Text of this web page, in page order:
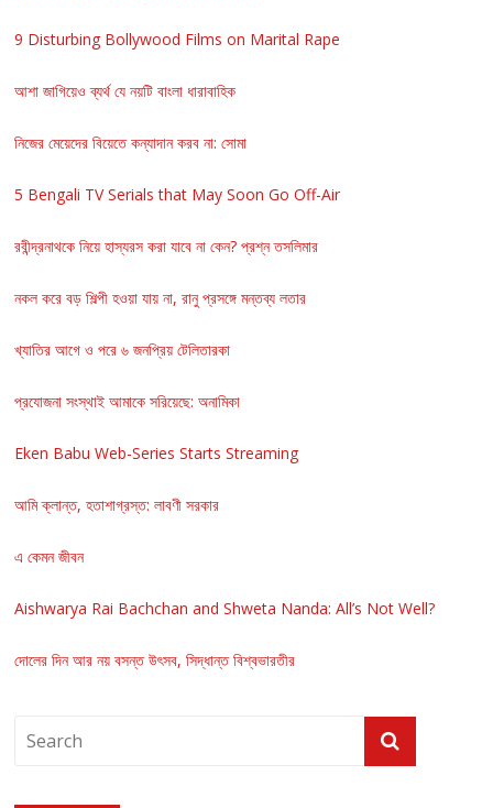
9 Disturbing Bollywood Films on Marital Rape
আশা জাগিয়েও ব্যর্থ যে নয়টি বাংলা ধারাবাহিক
নিজের মেয়েদের বিয়েতে কন্যাদান করব না: সোমা
5 Bengali TV Serials that May Soon Go Off-Air
রবীন্দ্রনাথকে নিয়ে হাস্যরস করা যাবে না কেন? প্রশ্ন তসলিমার
নকল করে বড় শিল্পী হওয়া যায় না, রানু প্রসঙ্গে মন্তব্য লতার
খ্যাতির আগে ও পরে ৬ জনপ্রিয় টেলিতারকা
প্রযোজনা সংস্থাই আমাকে সরিয়েছে: অনামিকা
Eken Babu Web-Series Starts Streaming
আমি ক্লান্ত, হতাশাগ্রস্ত: লাবণী সরকার
এ কেমন জীবন
Aishwarya Rai Bachchan and Shweta Nanda: All’s Not Well?
দোলের দিন আর নয় বসন্ত উৎসব, সিদ্ধান্ত বিশ্বভারতীর